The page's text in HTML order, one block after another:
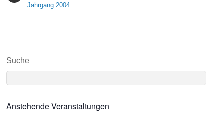
Jahrgang 2004
Suche
Anstehende Veranstaltungen